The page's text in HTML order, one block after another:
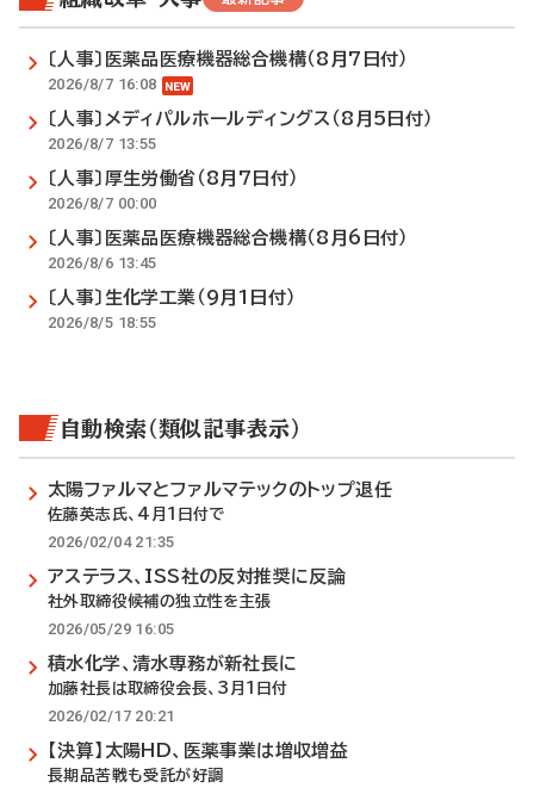
〔人事〕医薬品医療機器総合機構（8月7日付）
2026/8/7 16:08
〔人事〕メディパルホールディングス（8月5日付）
2026/8/7 13:55
〔人事〕厚生労働省（8月7日付）
2026/8/7 00:00
〔人事〕医薬品医療機器総合機構（8月6日付）
2026/8/6 13:45
〔人事〕生化学工業（9月1日付）
2026/8/5 18:55
自動検索（類似記事表示）
太陽ファルマとファルマテックのトップ退任
佐藤英志氏、4月1日付で
2026/02/04 21:35
アステラス、ISS社の反対推奨に反論
社外取締役候補の独立性を主張
2026/05/29 16:05
積水化学、清水専務が新社長に
加藤社長は取締役会長、3月1日付
2026/02/17 20:21
【決算】太陽HD、医薬事業は増収増益
長期品苦戦も受託が好調